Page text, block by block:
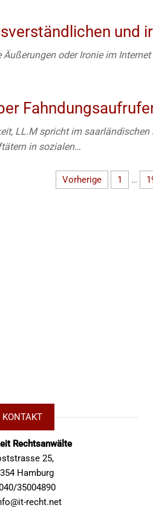
und
oder Ironie im
LL.M spricht im
in sozialen…
Vorherige 1 …
KONTAKT
Rechtsanwälte
25,
Hamburg
35004890
recht.net